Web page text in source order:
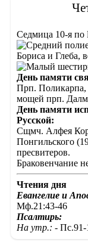
Седмица 10-я по
Бориса и Глеба,
День памяти
Прп. Поликарпа,
мощей прп.
День памяти
Русской:
Сщмч. Алфея
Понгильского
пресвитеров.
Браковенчание
Чтения дня
Евангелие и
Мф.21:43-46
Псалтирь:
На утр.: - Пс.91-